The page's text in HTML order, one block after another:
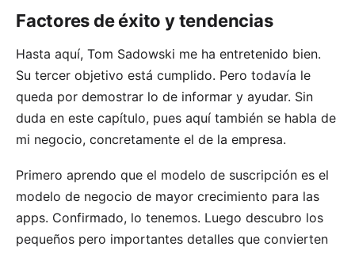
Factores de éxito y tendencias
Hasta aquí, Tom Sadowski me ha entretenido bien.
Su tercer objetivo está cumplido. Pero todavía le
queda por demostrar lo de informar y ayudar. Sin
duda en este capítulo, pues aquí también se habla de
mi negocio, concretamente el de la empresa.
Primero aprendo que el modelo de suscripción es el
modelo de negocio de mayor crecimiento para las
apps. Confirmado, lo tenemos. Luego descubro los
pequeños pero importantes detalles que convierten